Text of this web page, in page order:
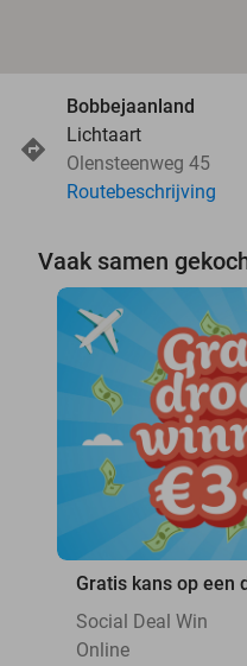
Bobbejaanland
Lichtaart
Olensteenweg 45
Routebeschrijving
Vaak samen
Gratis kans op een
Social Deal Win
Online